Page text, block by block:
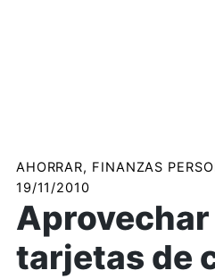
AHORRAR, FINANZAS
19/11/2010
Aprovechar
tarjetas de